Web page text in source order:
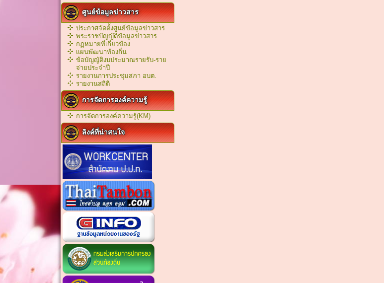
ศูนย์ข้อมูลข่าวสาร
ประกาศจัดตั้งศูนย์ข้อมูลข่าวสาร
พระราชบัญญัติข้อมูลข่าวสาร
กฏหมายที่เกี่ยวข้อง
เเผนพัฒนาท้องถิ่น
ข้อบัญญัติงบประมาณรายรับ-ราย
จ่ายประจำปี
รายงานการประชุมสภา อบต.
รายงานสถิติ
การจัดการองค์ความรู้
การจัดการองค์ความรู้(KM)
ลิงค์ที่น่าสนใจ